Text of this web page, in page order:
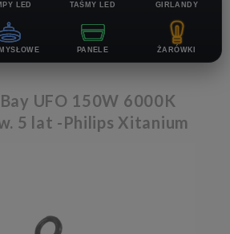
LED TAŚMY LED GIRLANDY
PANELE ŻARÓWKI
5 lat -Philips Xitanium